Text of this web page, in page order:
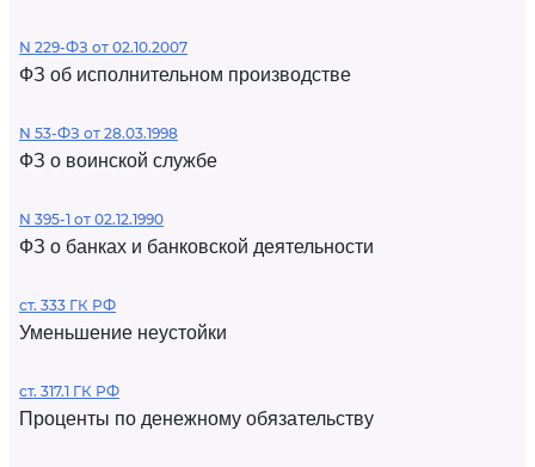
N 229-ФЗ от 02.10.2007
ФЗ об исполнительном производстве
N 53-ФЗ от 28.03.1998
ФЗ о воинской службе
N 395-1 от 02.12.1990
ФЗ о банках и банковской деятельности
ст. 333 ГК РФ
Уменьшение неустойки
ст. 317.1 ГК РФ
Проценты по денежному обязательству